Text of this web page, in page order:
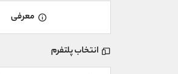
معرفی
انتخاب پلتفرم